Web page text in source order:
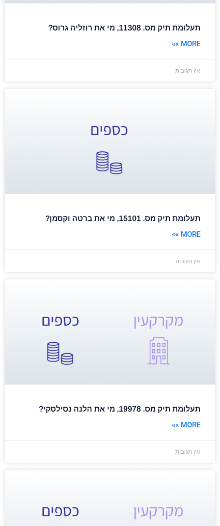
תעלומת תיק מס. 11308, מי את רוזליה גרוס?
MORE »»
אין תגובות
תעלומת תיק מס. 15101, מי את ברטה וקסמן?
MORE »»
אין תגובות
תעלומת תיק מס. 19978, מי את הלנה נסילסקי?
MORE »»
אין תגובות